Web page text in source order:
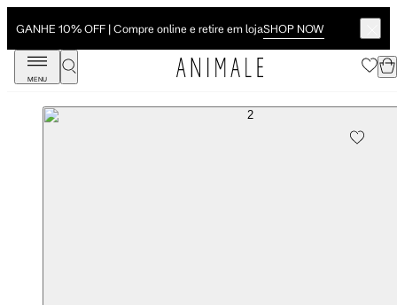
GANHE 10% OFF | Compre online e retire em lojaSHOP NOW
MENU